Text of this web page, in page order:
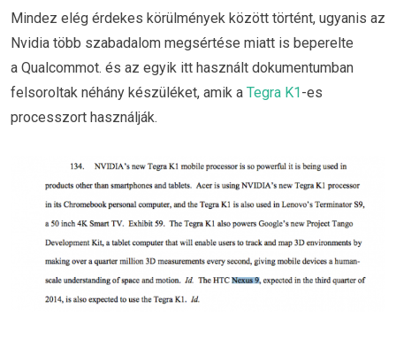
Mindez elég érdekes körülmények között történt, ugyanis az
Nvidia több szabadalom megsértése miatt is beperelte
a Qualcommot. és az egyik itt használt dokumentumban
felsoroltak néhány készüléket, amik a Tegra K1-es
processzort használják.